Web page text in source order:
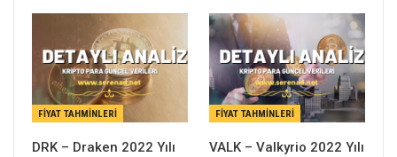
FIYAT TAHMINLERI
DRK – Draken 2022 Yılı
FIYAT TAHMINLERI
VALK – Valkyrio 2022 Yılı